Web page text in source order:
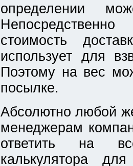
определении
стоимость
использует для
Поэтому на вес
посылке.
Абсолютно любой
менеджерам
ответить на
калькулятора